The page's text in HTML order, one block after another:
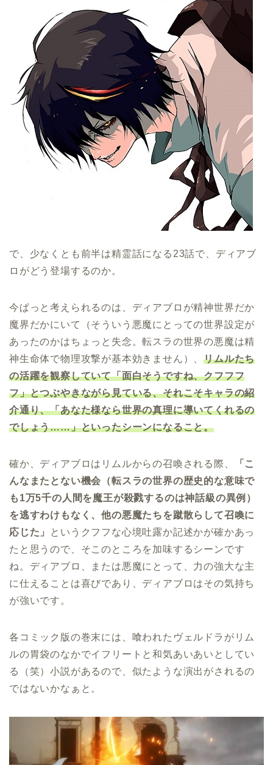
で、少なくとも前半は精霊話になる23話で、ディアブ
ロがどう登場するのか。
今ぱっと考えられるのは、ディアブロが精神世界だか
魔界だかにいて（そういう悪魔にとっての世界設定が
あったのかはちょっと失念。転スラの世界の悪魔は精
神生命体で物理攻撃が基本効きません）、リムルたち
の活躍を観察していて「面白そうですね、クフフフ
フ」とつぶやきながら見ている、それこそキャラの紹
介通り、「あなた様なら世界の真理に導いてくれるの
でしょう……」といったシーンになること。
確か、ディアブロはリムルからの召喚される際、
「こ
んなまたとない機会（転スラの世界の歴史的な意味で
も1万5千の人間を魔王が殺戮するのは神話級の異例）
を逃すわけもなく、他の悪魔たちを蹴散らして召喚に
応じた」
というクフフな心境吐露か記述かが確かあっ
たと思うので、そこのところを加味するシーンです
ね。ディアブロ、または悪魔にとって、力の強大な主
に仕えることは喜びであり、ディアブロはその気持ち
が強いです。
各コミック版の巻末には、喰われたヴェルドラがリム
ルの胃袋のなかでイフリートと和気あいあいとしてい
る（笑）小説があるので、似たような演出がされるの
ではないかなぁと。